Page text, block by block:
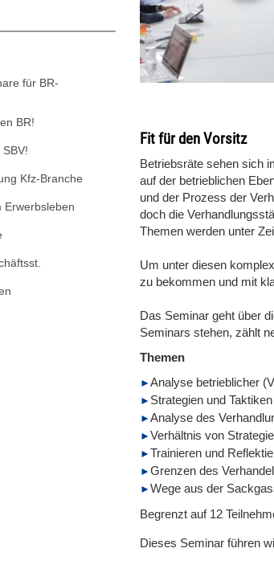
für BR-
BR!
Kfz-Branche
Erwerbsleben
Fit für den Vorsitz
Betriebsräte sehen sich
auf der betrieblichen
und der Prozess der
doch die
Themen werden unter
Um unter diesen
zu bekommen und mit
Das Seminar geht über
Seminars stehen, zählt
Themen
Analyse betrieblicher
Strategien und
Analyse des
Verhältnis von
Trainieren und
Grenzen des
Wege aus der
Begrenzt auf 12
Dieses Seminar führen